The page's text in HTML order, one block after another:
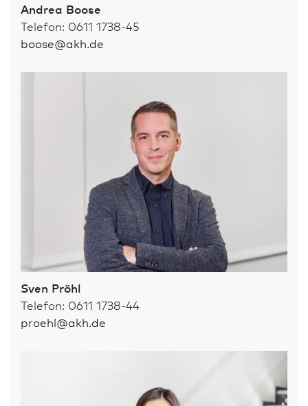
Andrea Boose
Telefon: 0611 1738-45
boose@akh.de
Sven Pröhl
Telefon: 0611 1738-44
proehl@akh.de